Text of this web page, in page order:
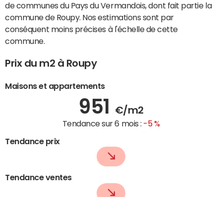
de communes du Pays du Vermandois, dont fait partie la
commune de Roupy. Nos estimations sont par
conséquent moins précises à l'échelle de cette
commune.
Prix du m2 à Roupy
Maisons et appartements
951 €/m2
Tendance sur 6 mois : -5 %
Tendance prix
Tendance ventes